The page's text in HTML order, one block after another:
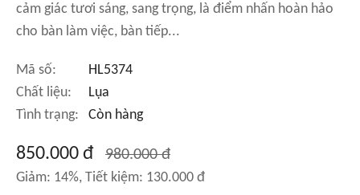
cảm giác tươi sáng, sang trọng, là điểm nhấn hoàn hảo
cho bàn làm việc, bàn tiếp...
Mã số:
HL5374
Chất liệu:
Lụa
Tình trạng:
Còn hàng
850.000 đ 980.000 đ
Giảm: 14%, Tiết kiệm: 130.000 đ